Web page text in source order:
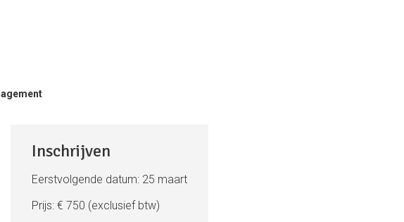
Inschrijven
Eerstvolgende datum: 25 maart
Prijs: € 750 (exclusief btw)